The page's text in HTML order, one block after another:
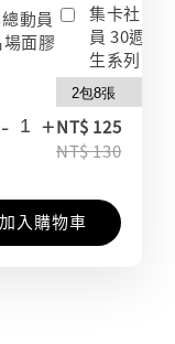
動員
面膠
- +
集卡社 玩
員 30週年
生系列 收
NT$ 125
NT$ 130
加入購物車